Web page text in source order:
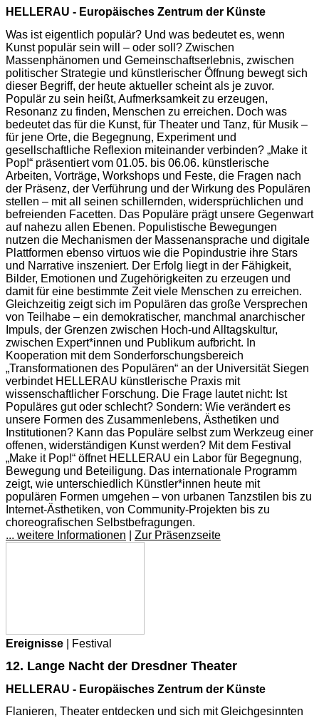
HELLERAU - Europäisches Zentrum der Künste
Was ist eigentlich populär? Und was bedeutet es, wenn
Kunst populär sein will – oder soll? Zwischen
Massenphänomen und Gemeinschaftserlebnis, zwischen
politischer Strategie und künstlerischer Öffnung bewegt sich
dieser Begriff, der heute aktueller scheint als je zuvor.
Populär zu sein heißt, Aufmerksamkeit zu erzeugen,
Resonanz zu finden, Menschen zu erreichen. Doch was
bedeutet das für die Kunst, für Theater und Tanz, für Musik –
für jene Orte, die Begegnung, Experiment und
gesellschaftliche Reflexion miteinander verbinden? „Make it
Pop!“ präsentiert vom 01.05. bis 06.06. künstlerische
Arbeiten, Vorträge, Workshops und Feste, die Fragen nach
der Präsenz, der Verführung und der Wirkung des Populären
stellen – mit all seinen schillernden, widersprüchlichen und
befreienden Facetten. Das Populäre prägt unsere Gegenwart
auf nahezu allen Ebenen. Populistische Bewegungen
nutzen die Mechanismen der Massenansprache und digitale
Plattformen ebenso virtuos wie die Popindustrie ihre Stars
und Narrative inszeniert. Der Erfolg liegt in der Fähigkeit,
Bilder, Emotionen und Zugehörigkeiten zu erzeugen und
damit für eine bestimmte Zeit viele Menschen zu erreichen.
Gleichzeitig zeigt sich im Populären das große Versprechen
von Teilhabe – ein demokratischer, manchmal anarchischer
Impuls, der Grenzen zwischen Hoch-und Alltagskultur,
zwischen Expert*innen und Publikum aufbricht. In
Kooperation mit dem Sonderforschungsbereich
„Transformationen des Populären“ an der Universität Siegen
verbindet HELLERAU künstlerische Praxis mit
wissenschaftlicher Forschung. Die Frage lautet nicht: Ist
Populäres gut oder schlecht? Sondern: Wie verändert es
unsere Formen des Zusammenlebens, Ästhetiken und
Institutionen? Kann das Populäre selbst zum Werkzeug einer
offenen, widerständigen Kunst werden? Mit dem Festival
„Make it Pop!“ öffnet HELLERAU ein Labor für Begegnung,
Bewegung und Beteiligung. Das internationale Programm
zeigt, wie unterschiedlich Künstler*innen heute mit
populären Formen umgehen – von urbanen Tanzstilen bis zu
Internet-Ästhetiken, von Community-Projekten bis zu
choreografischen Selbstbefragungen.
... weitere Informationen
Zur Präsenzseite
Ereignisse | Festival
12. Lange Nacht der Dresdner Theater
HELLERAU - Europäisches Zentrum der Künste
Flanieren, Theater entdecken und sich mit Gleichgesinnten